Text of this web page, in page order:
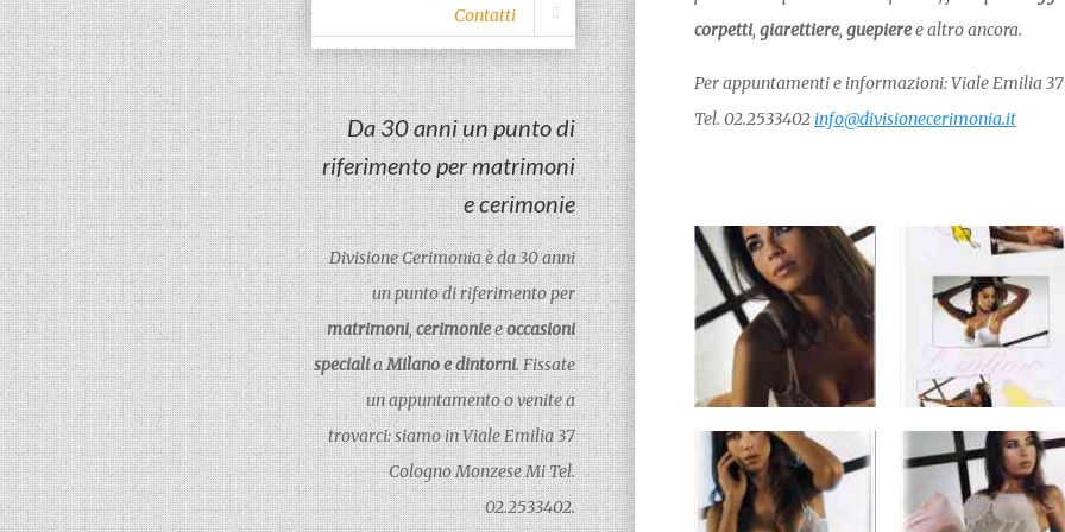
Contatti
Da 30 anni un punto di
riferimento per matrimoni
e cerimonie
Divisione Cerimonia è da 30 anni
un punto di riferimento per
matrimoni,cerimonieeoccasioni
specialiaMilano e dintorni. Fissate
un appuntamento o venite a
trovarci: siamo in Viale Emilia 37
Cologno Monzese Mi Tel.
02.2533402.
corpetti, giarettiere, guepieree altro ancora.
Per appuntamenti e informazioni: Viale Emilia
Tel. 02.2533402 info@divisionecerimonia.it